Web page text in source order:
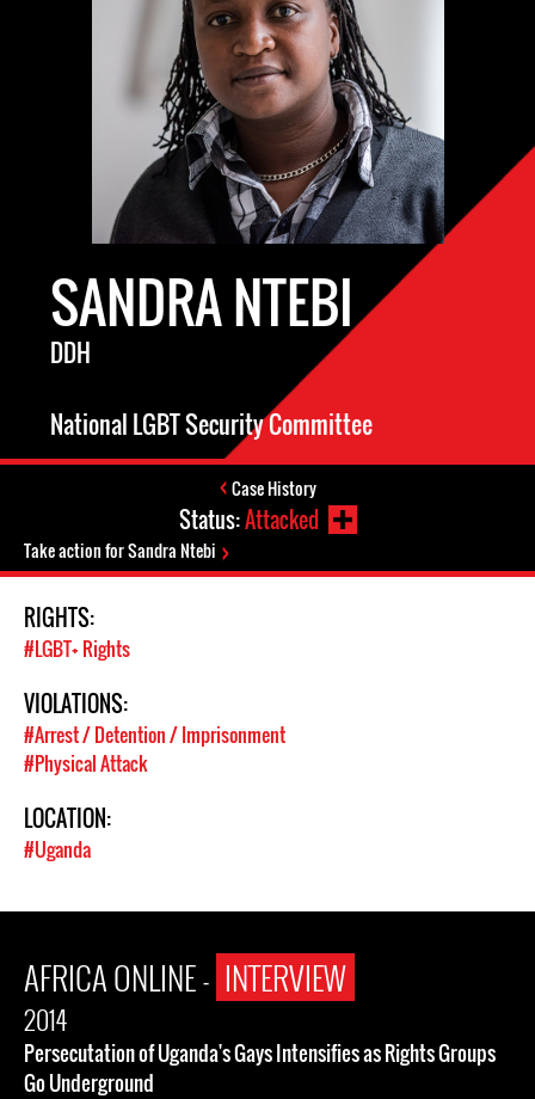
SANDRA NTEBI
DDH
National LGBT Security Committee
Case History
Status:Attacked
Take action for Sandra Ntebi
RIGHTS:
#LGBT+ Rights
VIOLATIONS:
#Arrest / Detention / Imprisonment
#Physical Attack
LOCATION:
#Uganda
AFRICA ONLINE - INTERVIEW
2014
Persecutation of Uganda's Gays Intensifies as Rights Groups
Go Underground